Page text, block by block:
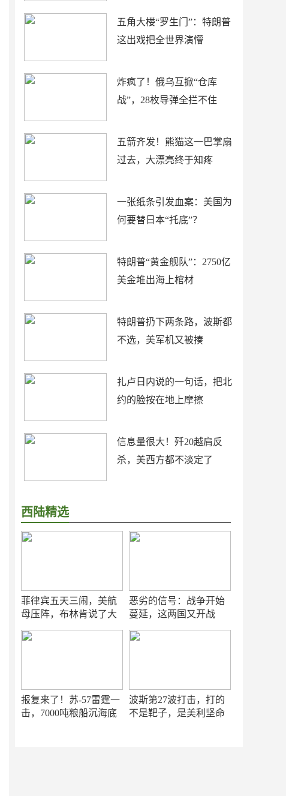
五角大楼“罗生门”：特朗普
这出戏把全世界演懵
炸疯了！俄乌互掀“仓库
战”，28枚导弹全拦不住
五箭齐发！熊猫这一巴掌扇
过去，大漂亮终于知疼
一张纸条引发血案：美国为
何要替日本“托底”？
特朗普“黄金舰队”：2750亿
美金堆出海上棺材
特朗普扔下两条路，波斯都
不选，美军机又被揍
扎卢日内说的一句话，把北
约的脸按在地上摩擦
信息量很大！歼20越肩反
杀，美西方都不淡定了
西陆精选
菲律宾五天三闹，美航
母压阵，布林肯说了大
恶劣的信号：战争开始
蔓延，这两国又开战
报复来了！苏-57雷霆一
击，7000吨粮船沉海底
波斯第27波打击，打的
不是靶子，是美利坚命